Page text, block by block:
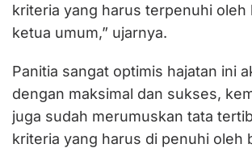
kriteria yang harus terpenuhi oleh
ketua umum,” ujarnya.
Panitia sangat optimis hajatan ini
dengan maksimal dan sukses,
juga sudah merumuskan tata
kriteria yang harus di penuhi oleh